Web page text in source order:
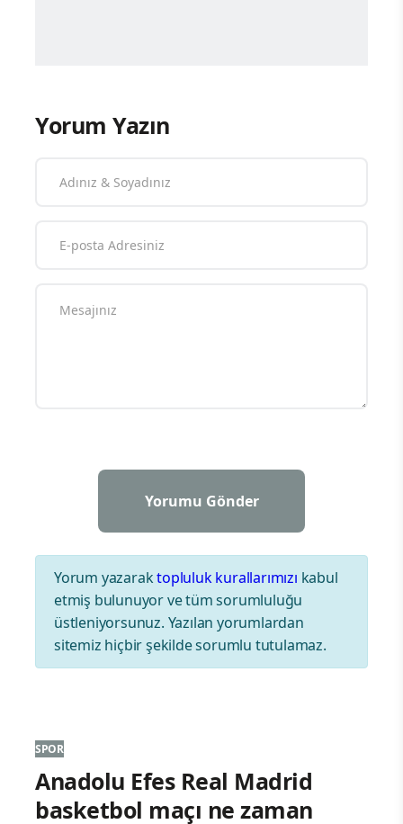
Yorum Yazın
Yorum yazaraktopluluk kurallarımızı kabul
etmiş bulunuyor ve tüm sorumluluğu
üstleniyorsunuz. Yazılan yorumlardan
sitemiz hiçbir şekilde sorumlu tutulamaz.
SPOR
Anadolu Efes Real Madrid
basketbol maçı ne zaman